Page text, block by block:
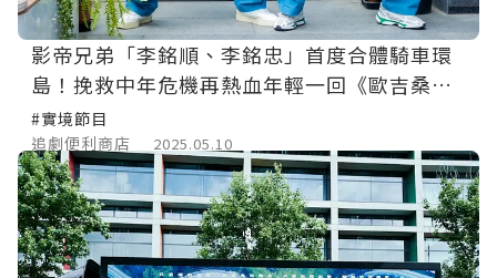
影帝兄弟「李銘順、李銘忠」首度合體騎車環
島！挽救中年危機再熱血年輕一回《歐吉桑騎
士－阿順阿忠的中年危機》
#實境節目
追劇便利商店
2025.05.10